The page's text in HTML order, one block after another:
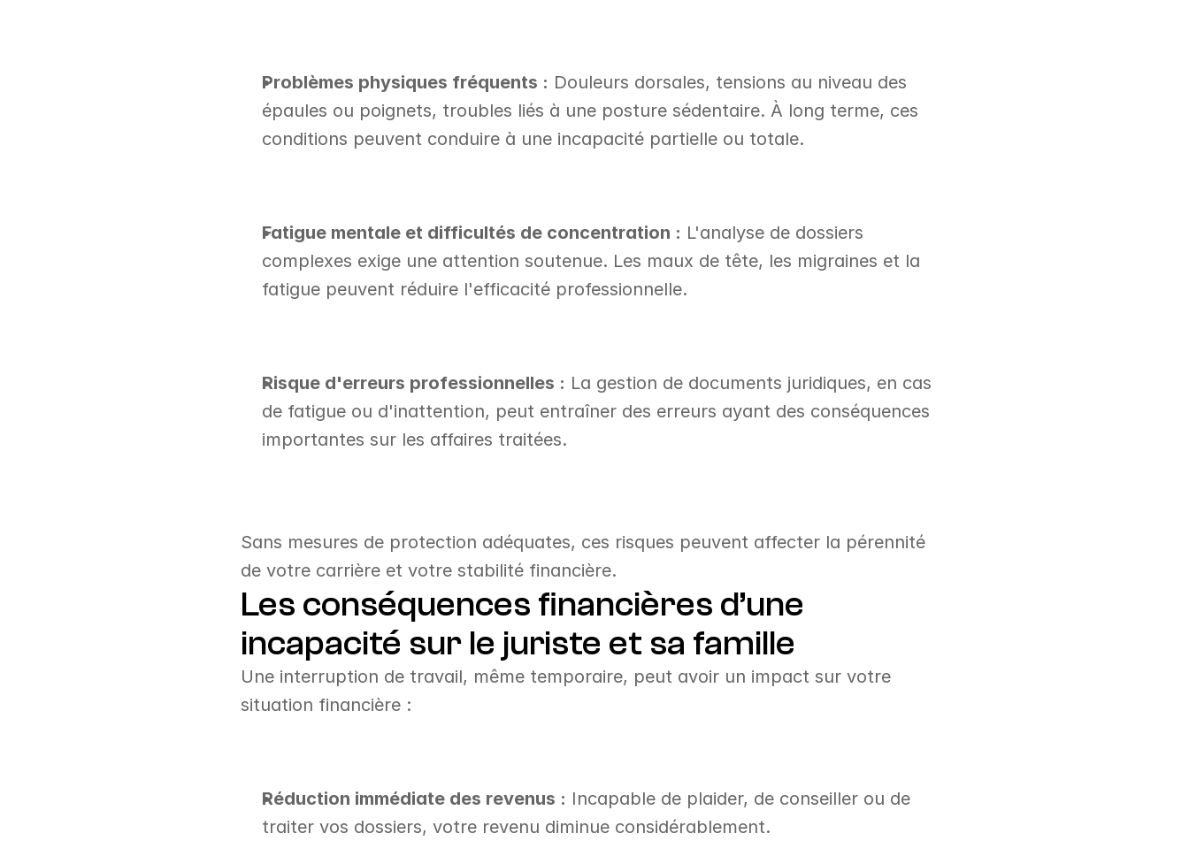
Problèmes physiques fréquents : Douleurs dorsales, tensions au niveau des
épaules ou poignets, troubles liés à une posture sédentaire. À long terme, ces
conditions peuvent conduire à une incapacité partielle ou totale.
Fatigue mentale et difficultés de concentration : L'analyse de dossiers
complexes exige une attention soutenue. Les maux de tête, les migraines et la
fatigue peuvent réduire l'efficacité professionnelle.
Risque d'erreurs professionnelles : La gestion de documents juridiques, en cas
de fatigue ou d'inattention, peut entraîner des erreurs ayant des conséquences
importantes sur les affaires traitées.
Sans mesures de protection adéquates, ces risques peuvent affecter la pérennité
de votre carrière et votre stabilité financière.
Les conséquences financières d’une
incapacité sur le juriste et sa famille
Une interruption de travail, même temporaire, peut avoir un impact sur votre
situation financière :
Réduction immédiate des revenus : Incapable de plaider, de conseiller ou de
traiter vos dossiers, votre revenu diminue considérablement.